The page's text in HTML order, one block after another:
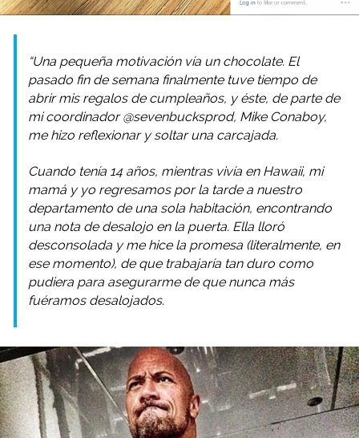
“Una pequeña motivación vía un chocolate. El
pasado fin de semana finalmente tuve tiempo de
abrir mis regalos de cumpleaños, y éste, de parte de
mi coordinador @sevenbucksprod, Mike Conaboy,
me hizo reflexionar y soltar una carcajada.
Cuando tenía 14 años, mientras vivía en Hawaii, mi
mamá y yo regresamos por la tarde a nuestro
departamento de una sola habitación, encontrando
una nota de desalojo en la puerta. Ella lloró
desconsolada y me hice la promesa (literalmente, en
ese momento), de que trabajaría tan duro como
pudiera para asegurarme de que nunca más
fuéramos desalojados.